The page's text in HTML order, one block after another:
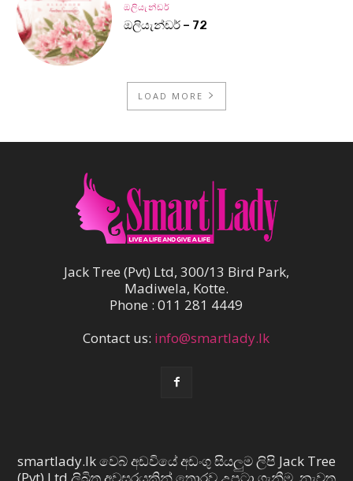
ඔලියැන්ඩර්
ඔලියැන්ඩර් – 72
LOAD MORE
Jack Tree (Pvt) Ltd, 300/13 Bird Park,
Madiwela, Kotte.
Phone : 011 281 4449
Contact us: info@smartlady.lk
smartlady.lk වෙබ් අඩවියේ අඩංගු සියලුම ලිපි Jack Tree